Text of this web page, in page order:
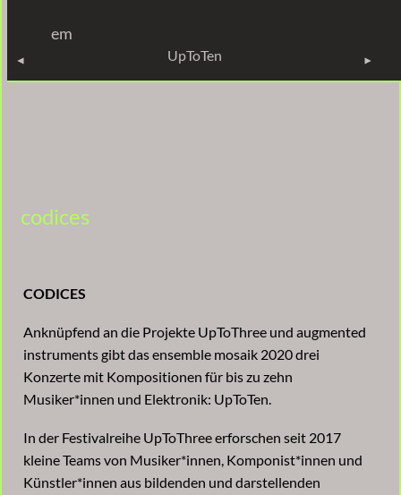
em
UpToTen
codices
CODICES
Anknüpfend an die Projekte UpToThree und augmented
instruments gibt das ensemble mosaik 2020 drei
Konzerte mit Kompositionen für bis zu zehn
Musiker*innen und Elektronik: UpToTen.
In der Festivalreihe UpToThree erforschen seit 2017
kleine Teams von Musiker*innen, Komponist*innen und
Künstler*innen aus bildenden und darstellenden